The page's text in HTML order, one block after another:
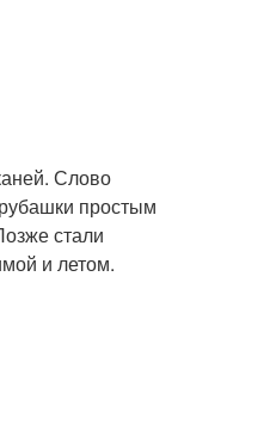
Слово
простым
стали
и летом.